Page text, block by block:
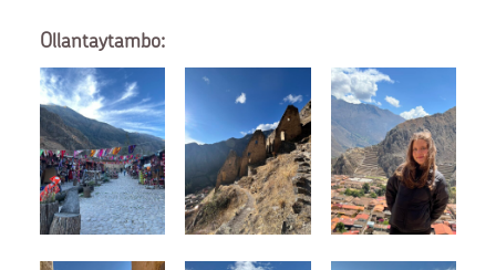
Ollantaytambo: